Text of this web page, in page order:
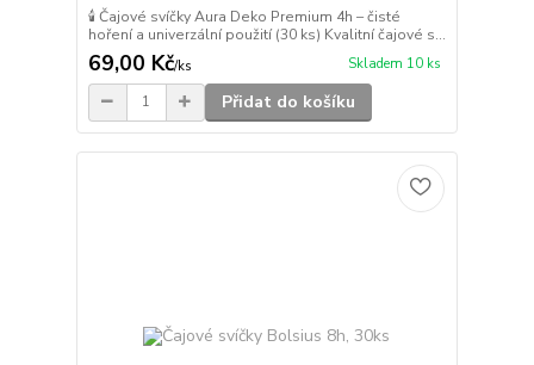
🕯️ Čajové svíčky Aura Deko Premium 4h – čisté
hoření a univerzální použití (30 ks) Kvalitní čajové s...
69,00 Kč/ks Skladem 10 ks
Přidat do košíku